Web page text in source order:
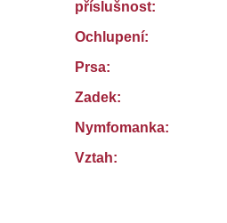
příslušnost:
Ochlupení:
Prsa:
Zadek:
Nymfomanka:
Vztah: